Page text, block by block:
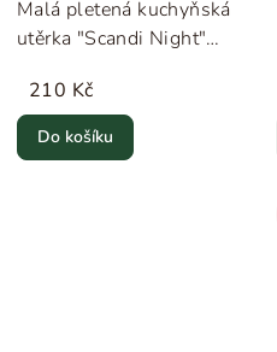
Malá pletená kuchyňská
utěrka "Scandi Night"
210 Kč
Do košíku